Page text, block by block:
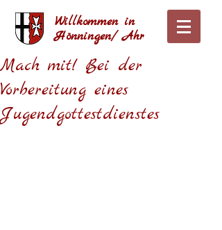
Willkommen in
Hönningen/ Ahr
Mach mit! Bei der
Vorbereitung eines
Jugendgottestdienstes